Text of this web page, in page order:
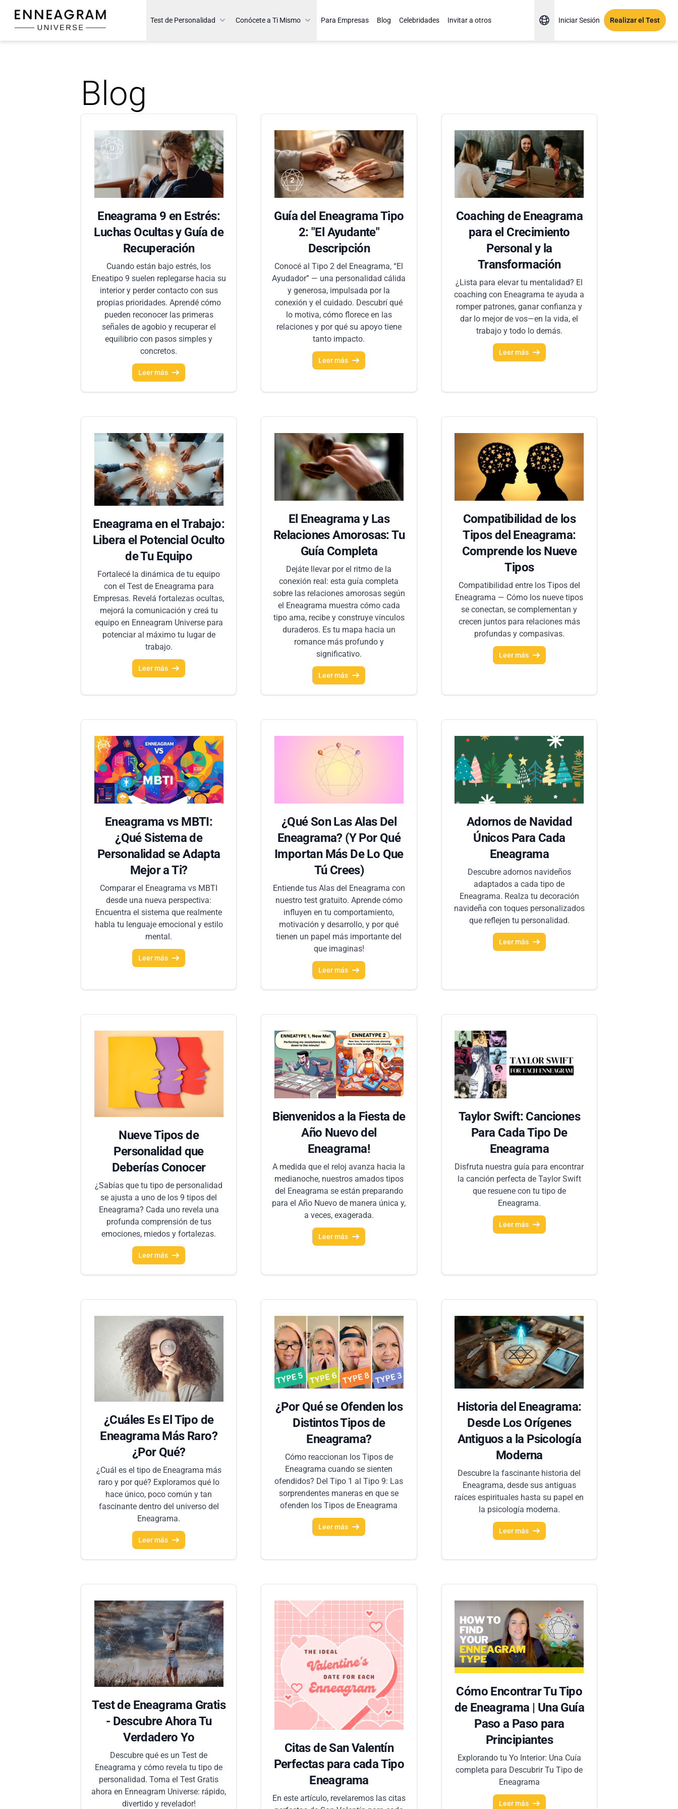
Enneagram Universe
Test de Personalidad Conócete a Ti Mismo Para Empresas Blog Celebridades Invitar a otros Iniciar Sesión Realizar el Test
Blog
Eneagrama 9 en Estrés:
Luchas Ocultas y Guía de
Recuperación
Cuando están bajo estrés, los
Eneatipo 9 suelen replegarse hacia su
interior y perder contacto con sus
propias prioridades. Aprendé cómo
pueden reconocer las primeras
señales de agobio y recuperar el
equilibrio con pasos simples y
concretos.
Leer más
Guía del Eneagrama Tipo
2: "El Ayudante"
Descripción
Conocé al Tipo 2 del Eneagrama, “El
Ayudador” — una personalidad cálida
y generosa, impulsada por la
conexión y el cuidado. Descubrí qué
lo motiva, cómo florece en las
relaciones y por qué su apoyo tiene
tanto impacto.
Leer más
Coaching de Eneagrama
para el Crecimiento
Personal y la
Transformación
¿Lista para elevar tu mentalidad? El
coaching con Eneagrama te ayuda a
romper patrones, ganar confianza y
dar lo mejor de vos—en la vida, el
trabajo y todo lo demás.
Leer más
Eneagrama en el Trabajo:
Libera el Potencial Oculto
de Tu Equipo
Fortalecé la dinámica de tu equipo
con el Test de Eneagrama para
Empresas. Revelá fortalezas ocultas,
mejorá la comunicación y creá tu
equipo en Enneagram Universe para
potenciar al máximo tu lugar de
trabajo.
Leer más
El Eneagrama y Las
Relaciones Amorosas: Tu
Guía Completa
Dejáte llevar por el ritmo de la
conexión real: esta guía completa
sobre las relaciones amorosas según
el Eneagrama muestra cómo cada
tipo ama, recibe y construye vínculos
duraderos. Es tu mapa hacia un
romance más profundo y
significativo.
Leer más
Compatibilidad de los
Tipos del Eneagrama:
Comprende los Nueve
Tipos
Compatibilidad entre los Tipos del
Eneagrama — Cómo los nueve tipos
se conectan, se complementan y
crecen juntos para relaciones más
profundas y compasivas.
Leer más
Eneagrama vs MBTI:
¿Qué Sistema de
Personalidad se Adapta
Mejor a Ti?
Comparar el Eneagrama vs MBTI
desde una nueva perspectiva:
Encuentra el sistema que realmente
habla tu lenguaje emocional y estilo
mental.
Leer más
¿Qué Son Las Alas Del
Eneagrama? (Y Por Qué
Importan Más De Lo Que
Tú Crees)
Entiende tus Alas del Eneagrama con
nuestro test gratuito. Aprende cómo
influyen en tu comportamiento,
motivación y desarrollo, y por qué
tienen un papel más importante del
que imaginas!
Leer más
Adornos de Navidad
Únicos Para Cada
Eneagrama
Descubre adornos navideños
adaptados a cada tipo de
Eneagrama. Realza tu decoración
navideña con toques personalizados
que reflejen tu personalidad.
Leer más
Nueve Tipos de
Personalidad que
Deberías Conocer
¿Sabías que tu tipo de personalidad
se ajusta a uno de los 9 tipos del
Eneagrama? Cada uno revela una
profunda comprensión de tus
emociones, miedos y fortalezas.
Leer más
Bienvenidos a la Fiesta de
Año Nuevo del
Eneagrama!
A medida que el reloj avanza hacia la
medianoche, nuestros amados tipos
del Eneagrama se están preparando
para el Año Nuevo de manera única y,
a veces, exagerada.
Leer más
Taylor Swift: Canciones
Para Cada Tipo De
Eneagrama
Disfruta nuestra guía para encontrar
la canción perfecta de Taylor Swift
que resuene con tu tipo de
Eneagrama.
Leer más
¿Cuáles Es El Tipo de
Eneagrama Más Raro?
¿Por Qué?
¿Cuál es el tipo de Eneagrama más
raro y por qué? Exploramos qué lo
hace único, poco común y tan
fascinante dentro del universo del
Eneagrama.
Leer más
¿Por Qué se Ofenden los
Distintos Tipos de
Eneagrama?
Cómo reaccionan los Tipos de
Eneagrama cuando se sienten
ofendidos? Del Tipo 1 al Tipo 9: Las
sorprendentes maneras en que se
ofenden los Tipos de Eneagrama
Leer más
Historia del Eneagrama:
Desde Los Orígenes
Antiguos a la Psicología
Moderna
Descubre la fascinante historia del
Eneagrama, desde sus antiguas
raíces espirituales hasta su papel en
la psicología moderna.
Leer más
Test de Eneagrama Gratis
- Descubre Ahora Tu
Verdadero Yo
Descubre qué es un Test de
Eneagrama y cómo revela tu tipo de
personalidad. Toma el Test Gratis
ahora en Enneagram Universe: rápido,
divertido y revelador!
Citas de San Valentín
Perfectas para cada Tipo
Eneagrama
En este artículo, revelaremos las citas
Cómo Encontrar Tu Tipo
de Eneagrama | Una Guía
Paso a Paso para
Principiantes
Explorando tu Yo Interior: Una Cuía
completa para Descubrir Tu Tipo de
Eneagrama
Leer más